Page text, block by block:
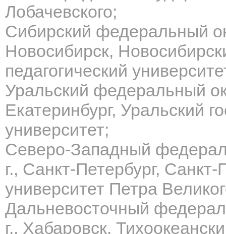
Лобачевского;
Сибирский федеральный
Новосибирск,
педагогический
Уральский федеральный
Екатеринбург, Уральский
университет;
Северо-Западный
г., Санкт-Петербург,
университет Петра
Дальневосточный
г., Хабаровск,